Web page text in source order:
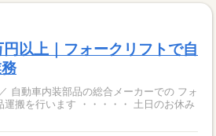
以上｜フォークリフトで自
ォ
・・・・・ 土日のお休み